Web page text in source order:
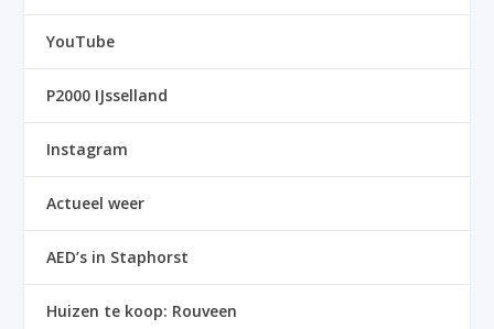
YouTube
P2000 IJsselland
Instagram
Actueel weer
AED’s in Staphorst
Huizen te koop: Rouveen